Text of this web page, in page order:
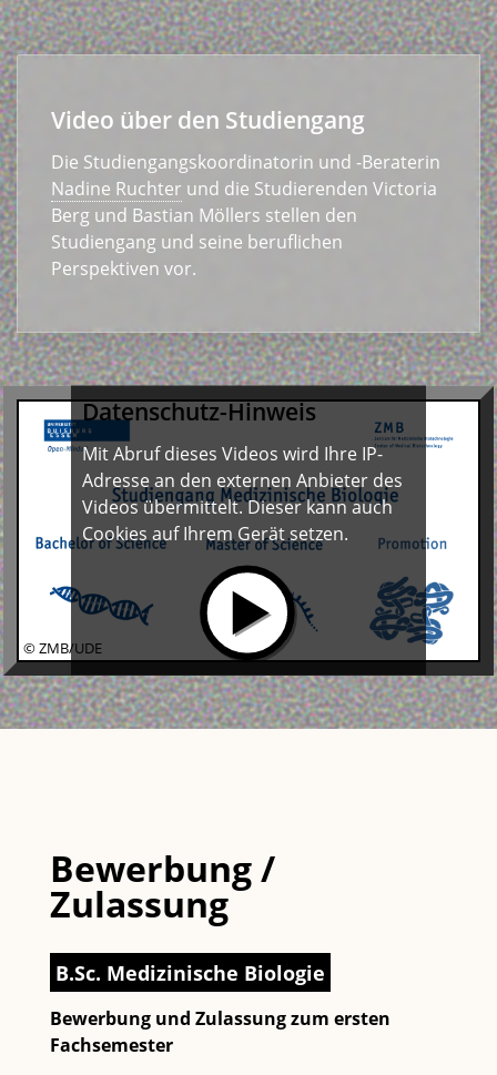
Video über den Studiengang
Die Studiengangskoordinatorin und -Beraterin
Nadine Ruchter und die Studierenden Victoria
Berg und Bastian Möllers stellen den
Studiengang und seine beruflichen
Perspektiven vor.
© ZMB/UDE
Datenschutz-Hinweis
Mit Abruf dieses Videos wird Ihre IP-
Adresse an den externen Anbieter des
Videos übermittelt. Dieser kann auch
Cookies auf Ihrem Gerät setzen.
Bewerbung /
Zulassung
B.Sc. Medizinische Biologie
Bewerbung und Zulassung zum ersten
Fachsemester